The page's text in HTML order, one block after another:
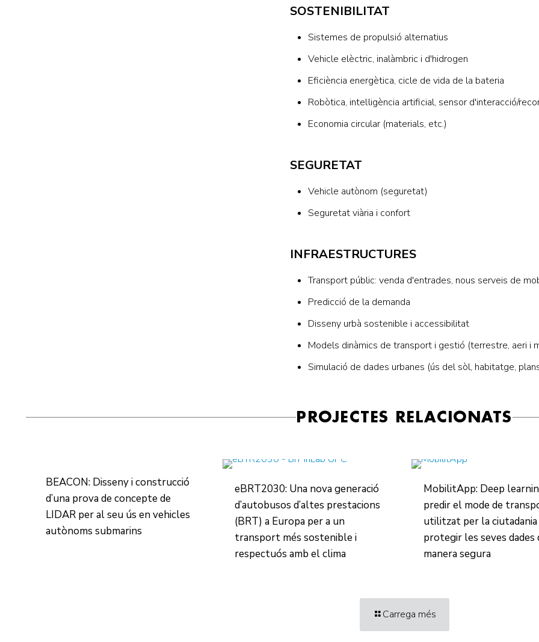
SOSTENIBILITAT
Sistemes de propulsió alternatius
Vehicle elèctric, inalàmbric i d'hidrogen
Eficiència energètica, cicle de vida de la bateria
Robòtica, intel·ligència artificial, sensor d'interacció/
Economia circular (materials, etc.)
SEGURETAT
Vehicle autònom (seguretat)
Seguretat viària i confort
INFRAESTRUCTURES
Transport públic: venda d'entrades, nous serveis de
Predicció de la demanda
Disseny urbà sostenible i accessibilitat
Models dinàmics de transport i gestió (terrestre, aeri i
Simulació de dades urbanes (ús del sòl, habitatge,
PROJECTES RELACIONATS
BEACON: Disseny i construcció
d’una prova de concepte de
LIDAR per al seu ús en vehicles
autònoms submarins
eBRT2030: Una nova generació
d’autobusos d’altes prestacions
(BRT) a Europa per a un
transport més sostenible i
respectuós amb el clima
MobilitApp: Deep
predir el mode de
utilitzat per la ciutadania
protegir les seves dades
manera segura
Carrega més